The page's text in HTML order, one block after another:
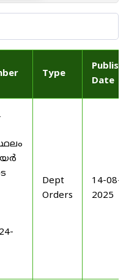
Type
Date
Dept
Orders
14-08-
2025